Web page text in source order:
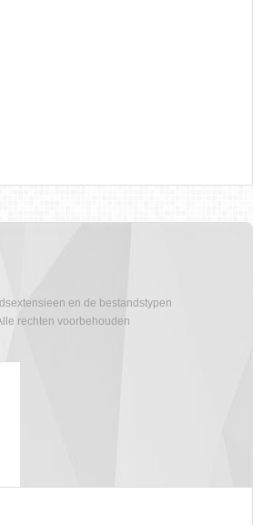
en de bestandstypen
rechten voorbehouden